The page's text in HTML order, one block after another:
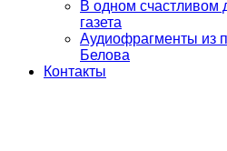
В одном счастливом
газета
Аудиофрагменты из
Белова
Контакты